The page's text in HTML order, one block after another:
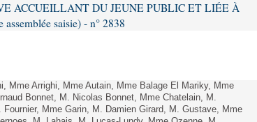
ACCUEILLANT DU JEUNE PUBLIC ET LIÉE À
saisie) - n° 2838
Mme Arrighi, Mme Autain, Mme Balage El Mariky, Mme
Bonnet, M. Nicolas Bonnet, Mme Chatelain, M.
Mme Garin, M. Damien Girard, M. Gustave, Mme